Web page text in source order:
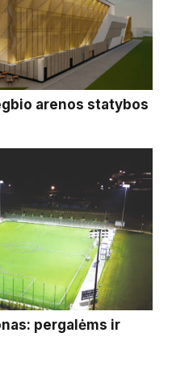
arenos statybos
pergalėms ir